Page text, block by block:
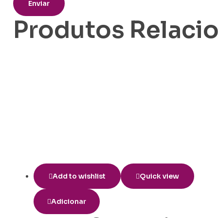
Produtos
Add to wishlist Quick view
Adicionar